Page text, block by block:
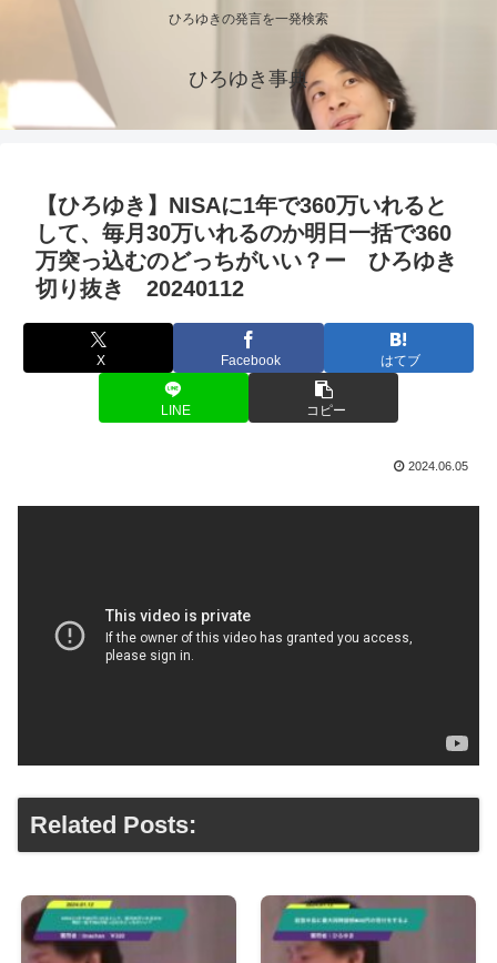
ひろゆきの発言を一発検索
ひろゆき事典
【ひろゆき】NISAに1年で360万いれると
して、毎月30万いれるのか明日一括で360
万突っ込むのどっちがいい？ー ひろゆき
切り抜き 20240112
X Facebook はてブ
LINE コピー
2024.06.05
Related Posts: